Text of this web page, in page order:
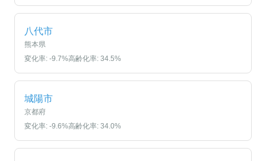
八代市
熊本県
変化率: -9.7%高齢化率: 34.5%
城陽市
京都府
変化率: -9.6%高齢化率: 34.0%